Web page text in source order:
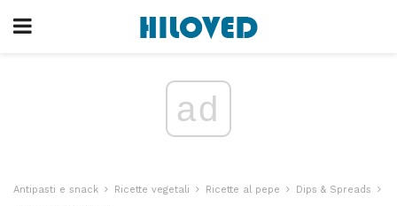
ad
Antipasti e snack Ricette vegetali Ricette al pepe
Dips & Spreads